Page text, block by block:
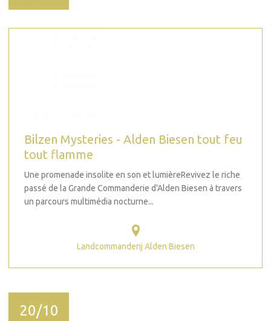
Bilzen Mysteries - Alden Biesen tout feu
tout flamme
Une promenade insolite en son et lumièreRevivez le riche
passé de la Grande Commanderie d'Alden Biesen à travers
un parcours multimédia nocturne...
Landcommanderij Alden Biesen
20/10